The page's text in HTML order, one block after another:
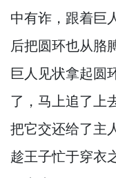
中有诈， 跟着巨
后把圆环也从胳
巨人见状拿起圆
了， 马上追了上
把它交还给了主
趁王子忙于穿衣